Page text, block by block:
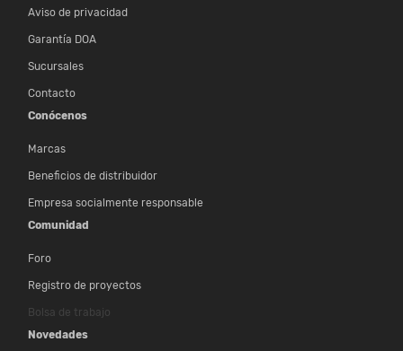
Aviso de privacidad
Garantía DOA
Sucursales
Contacto
Conócenos
Marcas
Beneficios de distribuidor
Empresa socialmente responsable
Comunidad
Foro
Registro de proyectos
Bolsa de trabajo
Novedades